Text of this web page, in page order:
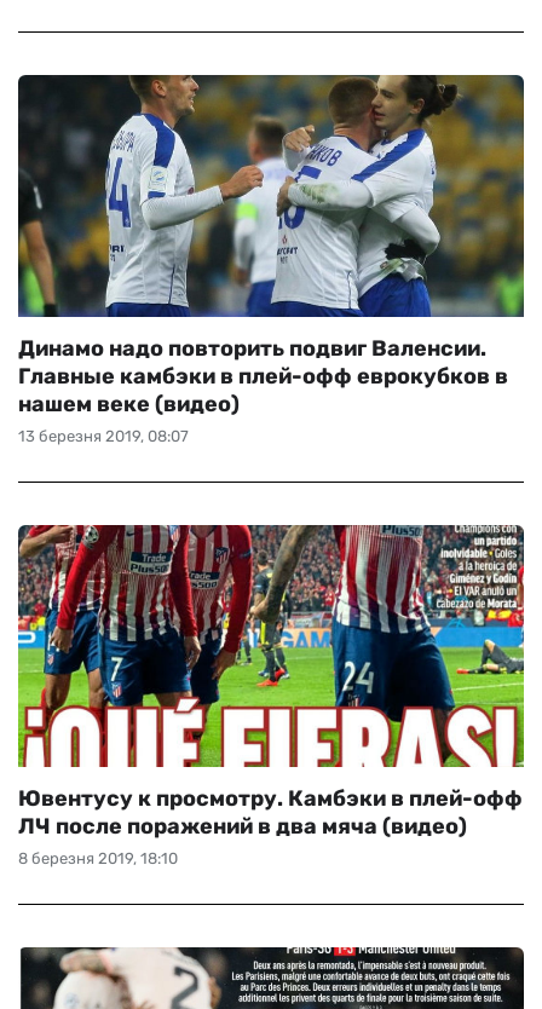
13 березня 2019, 08:07
Динамо надо повторить подвиг Валенсии.
Главные камбэки в плей-офф еврокубков в
нашем веке (видео)
8 березня 2019, 18:10
Ювентусу к просмотру. Камбэки в плей-офф
ЛЧ после поражений в два мяча (видео)